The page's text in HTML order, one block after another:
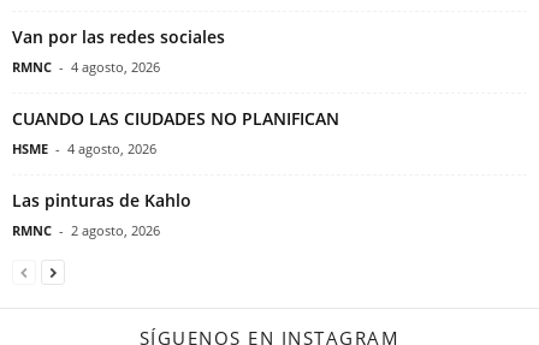
Van por las redes sociales
RMNC - 4 agosto, 2026
CUANDO LAS CIUDADES NO PLANIFICAN
HSME - 4 agosto, 2026
Las pinturas de Kahlo
RMNC - 2 agosto, 2026
SÍGUENOS EN INSTAGRAM